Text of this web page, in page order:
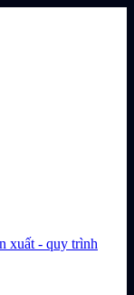
xuất - quy trình